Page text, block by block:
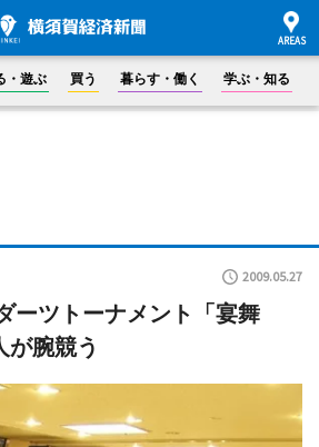
・遊ぶ 買う 暮らす・働く 学ぶ・知る
2009.05.27
ーツトーナメント「宴舞
腕競う